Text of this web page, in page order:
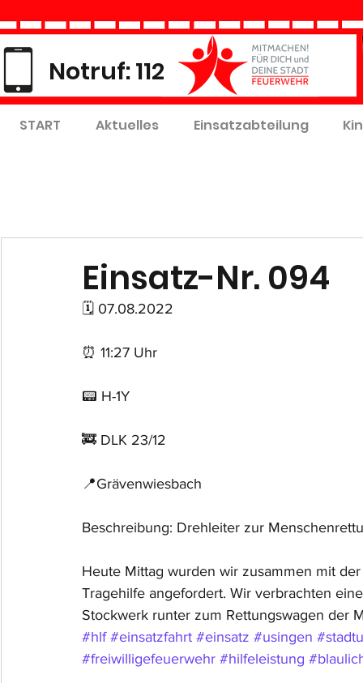
Notruf: 112
START Aktuelles Einsatzabteilung
Einsatz-Nr. 094
🗓 07.08.2022
⏰ 11:27 Uhr
📟 H-1Y
🚒 DLK 23/12
📍Grävenwiesbach
Beschreibung: Drehleiter zur
Heute Mittag wurden wir zusammen mit
Tragehilfe angefordert. Wir verbrachten
Stockwerk runter zum Rettungswagen der
#hlf #einsatzfahrt #einsatz #usingen
#freiwilligefeuerwehr #hilfeleistung